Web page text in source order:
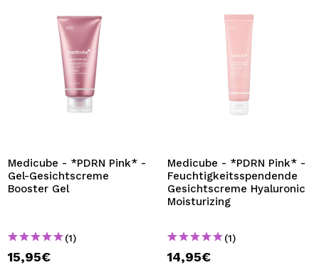
Medicube - *PDRN Pink* -
Gel-Gesichtscreme
Booster Gel
(1)
15,95€
Medicube - *PDRN Pink* -
Feuchtigkeitsspendende
Gesichtscreme Hyaluronic
Moisturizing
(1)
14,95€